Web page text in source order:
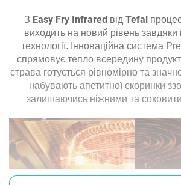
Програми
Кількість
програм:
7 шт
Програми:
аерофритюр,
тост, випікання,
опція хрустка
Фізичні характеристики
Габарити:
42.1 x 27.9 x 31.3 см
Вага:
5.2 кг
З Easy Fry Infrared від Tefal
виходить на новий рівень завдяки
технології. Інноваційна система
спрямовує тепло всередину
страва готується рівномірно та
набувають апетитної скоринки
залишаючись ніжними та